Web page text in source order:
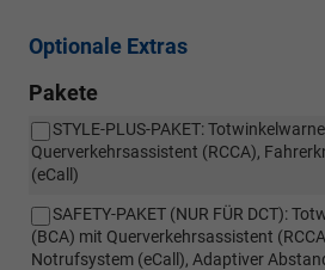
Optionale Extras
Pakete
STYLE-PLUS-PAKET:
Querverkehrsassistent (RCCA),
(eCall)
SAFETY-PAKET (NUR FÜR DCT):
(BCA) mit Querverkehrsassistent
Notrufsystem (eCall), Adaptiver